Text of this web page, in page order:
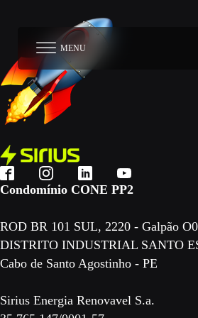
MENU
Condomínio CONE PP2
ROD BR 101 SUL, 2220 - Galpão
DISTRITO INDUSTRIAL SANTO
Cabo de Santo Agostinho - PE
Sirius Energia Renovavel S.a.